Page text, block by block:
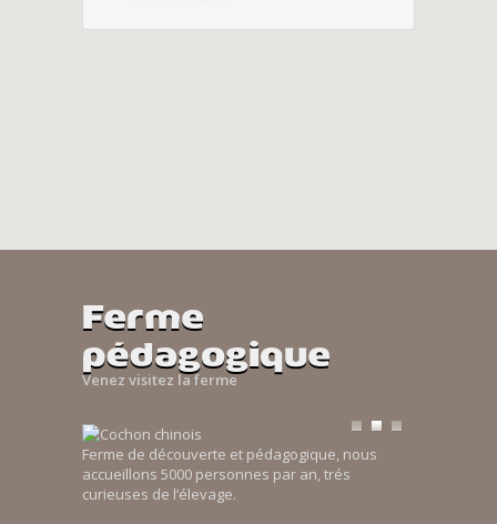
Ferme
pédagogique
Venez visitez la ferme
Ferme de découverte et pédagogique, nous
accueillons 5000 personnes par an, trés
curieuses de l’élevage.